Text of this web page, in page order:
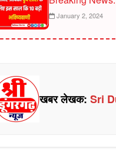
January 2, 2024
खबर लेखक: Sri